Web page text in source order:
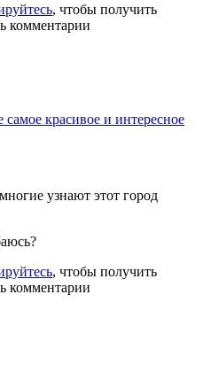
, чтобы получить
комментарии
красивое и интересное
узнают этот город
, чтобы получить
комментарии